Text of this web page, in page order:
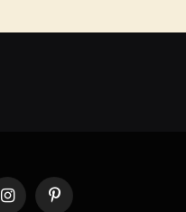
InstagramPinterest